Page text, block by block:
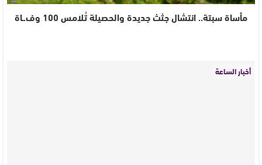
مأساة سبتة.. انتشال جثث جديدة والحصيلة تُلامس 100 وف.ـاة
أخبار الساعة